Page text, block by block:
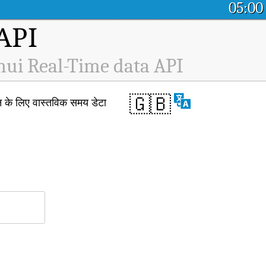
05:00
Real-Time data API
🇬🇧
वास्तविक समय डेटा